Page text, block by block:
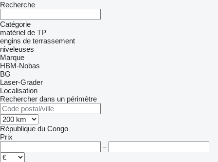
Recherche
Catégorie
matériel de TP
engins de terrassement
niveleuses
Marque
HBM-Nobas
BG
Laser-Grader
Localisation
Rechercher dans un périmètre
République du Congo
Prix
–